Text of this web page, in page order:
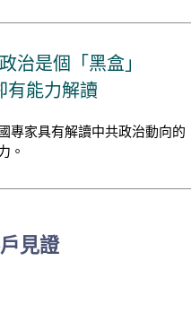
治是個「黑盒」
有能力解讀
專家具有解讀中共政治動向的
。
見證